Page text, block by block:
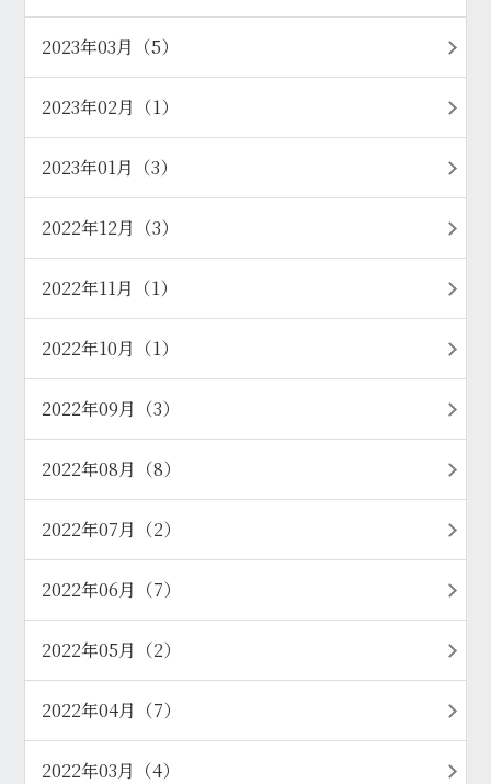
2023年03月（5）
2023年02月（1）
2023年01月（3）
2022年12月（3）
2022年11月（1）
2022年10月（1）
2022年09月（3）
2022年08月（8）
2022年07月（2）
2022年06月（7）
2022年05月（2）
2022年04月（7）
2022年03月（4）